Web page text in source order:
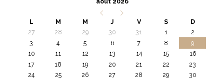
L M M J V S
D
27
28 29 30 31 1
2
3
4 5 6 7 8
9
10
11 12 13 14 15
16
17
18 19 20 21 22
23
24
25 26 27 28 29
30